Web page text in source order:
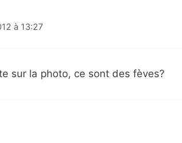
à 13:27
sur la photo, ce sont des fèves?